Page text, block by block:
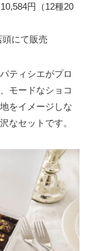
円（12種20
にて販売
ティシエがプロ
モードなショコ
をイメージしな
なセットです。